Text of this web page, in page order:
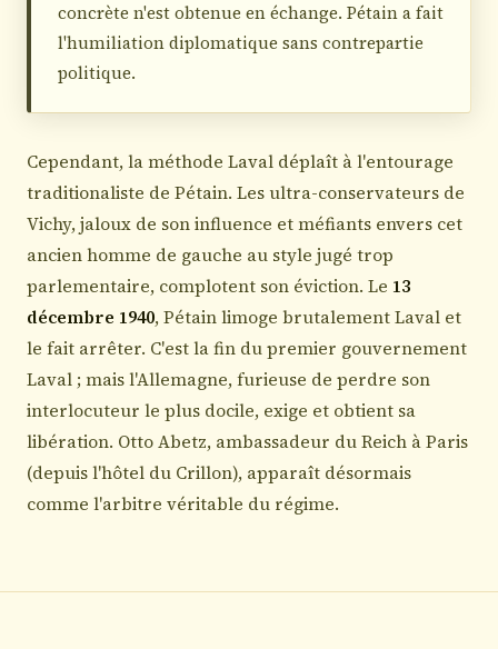
concrète n'est obtenue en échange. Pétain a fait
l'humiliation diplomatique sans contrepartie
politique.
Cependant, la méthode Laval déplaît à l'entourage
traditionaliste de Pétain. Les ultra-conservateurs de
Vichy, jaloux de son influence et méfiants envers cet
ancien homme de gauche au style jugé trop
parlementaire, complotent son éviction. Le 13
décembre 1940, Pétain limoge brutalement Laval et
le fait arrêter. C'est la fin du premier gouvernement
Laval ; mais l'Allemagne, furieuse de perdre son
interlocuteur le plus docile, exige et obtient sa
libération. Otto Abetz, ambassadeur du Reich à Paris
(depuis l'hôtel du Crillon), apparaît désormais
comme l'arbitre véritable du régime.